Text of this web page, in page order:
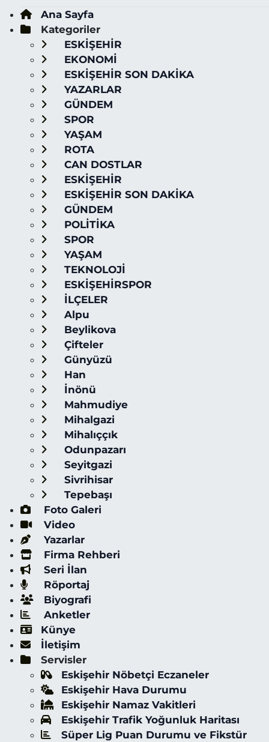
Ana Sayfa
Kategoriler
ESKİŞEHİR
EKONOMİ
ESKİŞEHİR SON DAKİKA
YAZARLAR
GÜNDEM
SPOR
YAŞAM
ROTA
CAN DOSTLAR
ESKİŞEHİR
ESKİŞEHİR SON DAKİKA
GÜNDEM
POLİTİKA
SPOR
YAŞAM
TEKNOLOJİ
ESKİŞEHİRSPOR
İLÇELER
Alpu
Beylikova
Çifteler
Günyüzü
Han
İnönü
Mahmudiye
Mihalgazi
Mihalıççık
Odunpazarı
Seyitgazi
Sivrihisar
Tepebaşı
Foto Galeri
Video
Yazarlar
Firma Rehberi
Seri İlan
Röportaj
Biyografi
Anketler
Künye
İletişim
Servisler
Eskişehir Nöbetçi Eczaneler
Eskişehir Hava Durumu
Eskişehir Namaz Vakitleri
Eskişehir Trafik Yoğunluk Haritası
Süper Lig Puan Durumu ve Fikstür